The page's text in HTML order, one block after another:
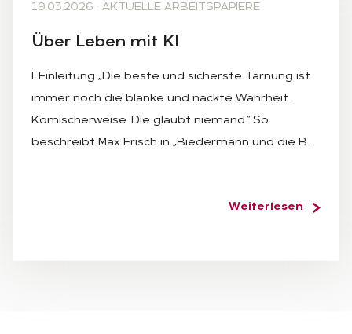
19.03.2026 · AKTUELLE ARBEITSPAPIERE
Über Le­ben mit KI
I. Einleitung „Die beste und sicherste Tarnung ist
immer noch die blanke und nackte Wahrheit.
Komischerweise. Die glaubt niemand.“ So
beschreibt Max Frisch in „Biedermann und die B…
Weiterlesen